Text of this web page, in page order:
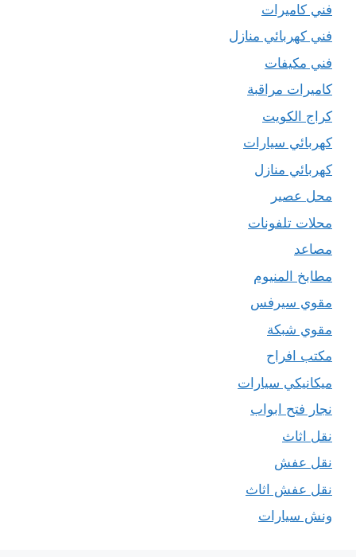
فني كاميرات
فني كهربائي منازل
فني مكيفات
كاميرات مراقبة
كراج الكويت
كهربائي سيارات
كهربائي منازل
محل عصير
محلات تلفونات
مصاعد
مطابخ المنيوم
مقوي سيرفس
مقوي شبكة
مكتب افراح
ميكانيكي سيارات
نجار فتح ابواب
نقل اثاث
نقل عفش
نقل عفش اثاث
ونش سيارات